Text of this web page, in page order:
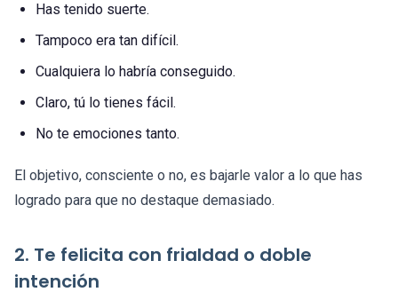
Has tenido suerte.
Tampoco era tan difícil.
Cualquiera lo habría conseguido.
Claro, tú lo tienes fácil.
No te emociones tanto.
El objetivo, consciente o no, es bajarle valor a lo que has
logrado para que no destaque demasiado.
2. Te felicita con frialdad o doble
intención